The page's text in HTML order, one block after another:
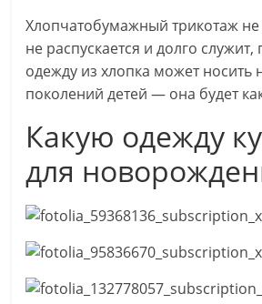
Хлопчатобумажный трикотаж не
не распускается и долго служит,
одежду из хлопка может носить
поколений детей — она будет
Какую одежду
для